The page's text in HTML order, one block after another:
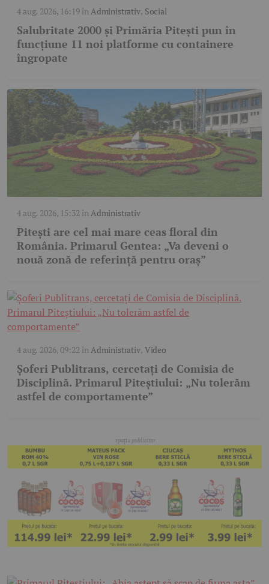
4 aug. 2026, 16:19înAdministrativ, Social
Salubritate 2000 și Primăria Pitești pun în
funcțiune 11 noi platforme cu containere
îngropate
4 aug. 2026, 15:32 înAdministrativ
Pitești are cel mai mare ceas floral din
România. Primarul Gentea: „Va deveni o
nouă zonă de referință pentru oraș”
4 aug. 2026, 09:22 înAdministrativ, Video
Șoferi Publitrans, cercetați de Comisia de
Disciplină. Primarul Piteștiului: „Nu tolerăm
astfel de comportamente”